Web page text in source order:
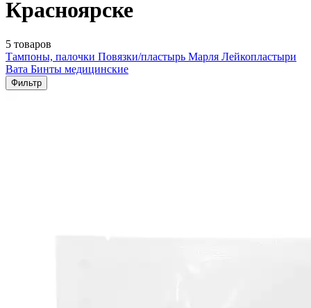
Красноярске
5 товаров
Тампоны, палочки Повязки/пластырь Марля Лейкопластыри
Вата Бинты медицинские
Фильтр